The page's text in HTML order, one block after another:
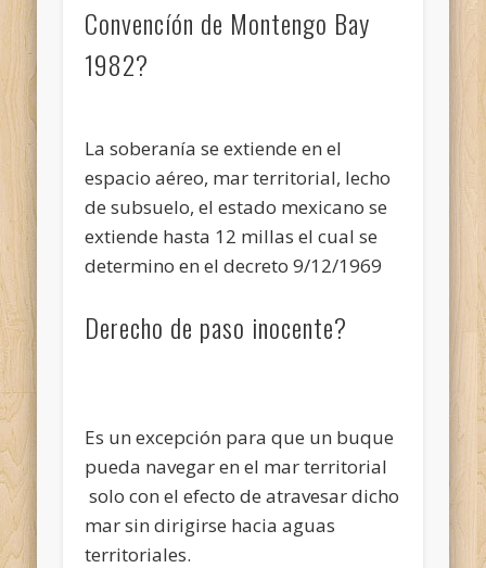
Convencíón de Montengo Bay
1982?
La soberanía se extiende en el
espacio aéreo, mar territorial, lecho
de subsuelo, el estado mexicano se
extiende hasta 12 millas el cual se
determino en el decreto 9/12/1969
Derecho de paso inocente?
Es un excepción para que un buque
pueda navegar en el mar territorial
solo con el efecto de atravesar dicho
mar sin dirigirse hacia aguas
territoriales.